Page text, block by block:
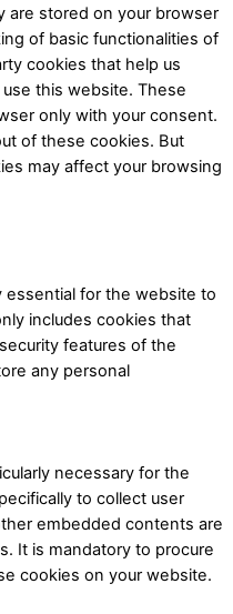
are stored on your browser
of basic functionalities of
cookies that help us
this website. These
only with your consent.
of these cookies. But
may affect your browsing
essential for the website to
includes cookies that
features of the
any personal
necessary for the
to collect user
embedded contents are
It is mandatory to procure
cookies on your website.